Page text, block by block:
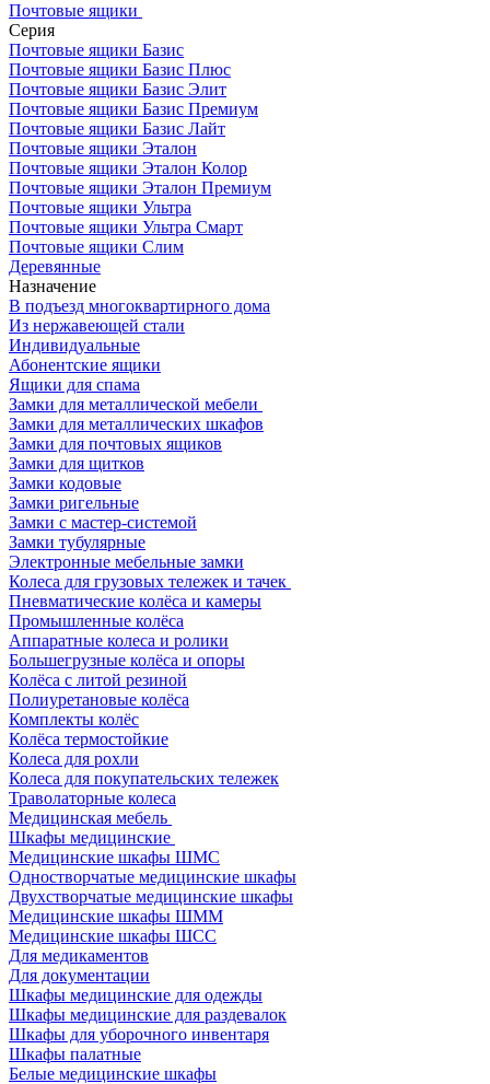
Почтовые ящики
Серия
Почтовые ящики Базис
Почтовые ящики Базис Плюс
Почтовые ящики Базис Элит
Почтовые ящики Базис Премиум
Почтовые ящики Базис Лайт
Почтовые ящики Эталон
Почтовые ящики Эталон Колор
Почтовые ящики Эталон Премиум
Почтовые ящики Ультра
Почтовые ящики Ультра Смарт
Почтовые ящики Слим
Деревянные
Назначение
В подъезд многоквартирного дома
Из нержавеющей стали
Индивидуальные
Абонентские ящики
Ящики для спама
Замки для металлической мебели
Замки для металлических шкафов
Замки для почтовых ящиков
Замки для щитков
Замки кодовые
Замки ригельные
Замки с мастер-системой
Замки тубулярные
Электронные мебельные замки
Колеса для грузовых тележек и тачек
Пневматические колёса и камеры
Промышленные колёса
Аппаратные колеса и ролики
Большегрузные колёса и опоры
Колёса с литой резиной
Полиуретановые колёса
Комплекты колёс
Колёса термостойкие
Колеса для рохли
Колеса для покупательских тележек
Траволаторные колеса
Медицинская мебель
Шкафы медицинские
Медицинские шкафы ШМС
Одностворчатые медицинские шкафы
Двухстворчатые медицинские шкафы
Медицинские шкафы ШММ
Медицинские шкафы ШСС
Для медикаментов
Для документации
Шкафы медицинские для одежды
Шкафы медицинские для раздевалок
Шкафы для уборочного инвентаря
Шкафы палатные
Белые медицинские шкафы